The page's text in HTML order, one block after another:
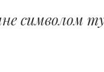
символом